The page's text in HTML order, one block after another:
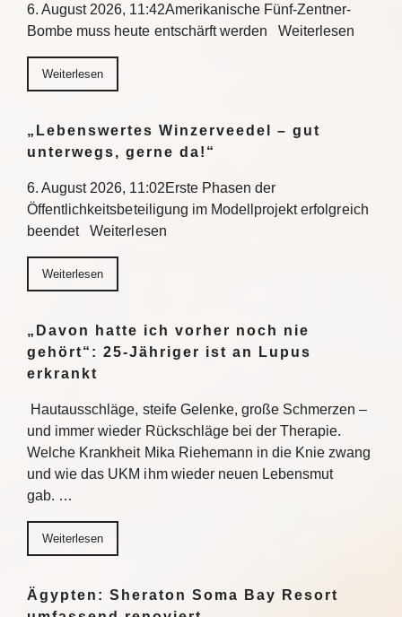
6. August 2026, 11:42Amerikanische Fünf-Zentner-
Bombe muss heute entschärft werden Weiterlesen
Weiterlesen
„Lebenswertes Winzerveedel – gut
unterwegs, gerne da!“
6. August 2026, 11:02Erste Phasen der
Öffentlichkeitsbeteiligung im Modellprojekt erfolgreich
beendet Weiterlesen
Weiterlesen
„Davon hatte ich vorher noch nie
gehört“: 25-Jähriger ist an Lupus
erkrankt
Hautausschläge, steife Gelenke, große Schmerzen –
und immer wieder Rückschläge bei der Therapie.
Welche Krankheit Mika Riehemann in die Knie zwang
und wie das UKM ihm wieder neuen Lebensmut
gab. …
Weiterlesen
Ägypten: Sheraton Soma Bay Resort